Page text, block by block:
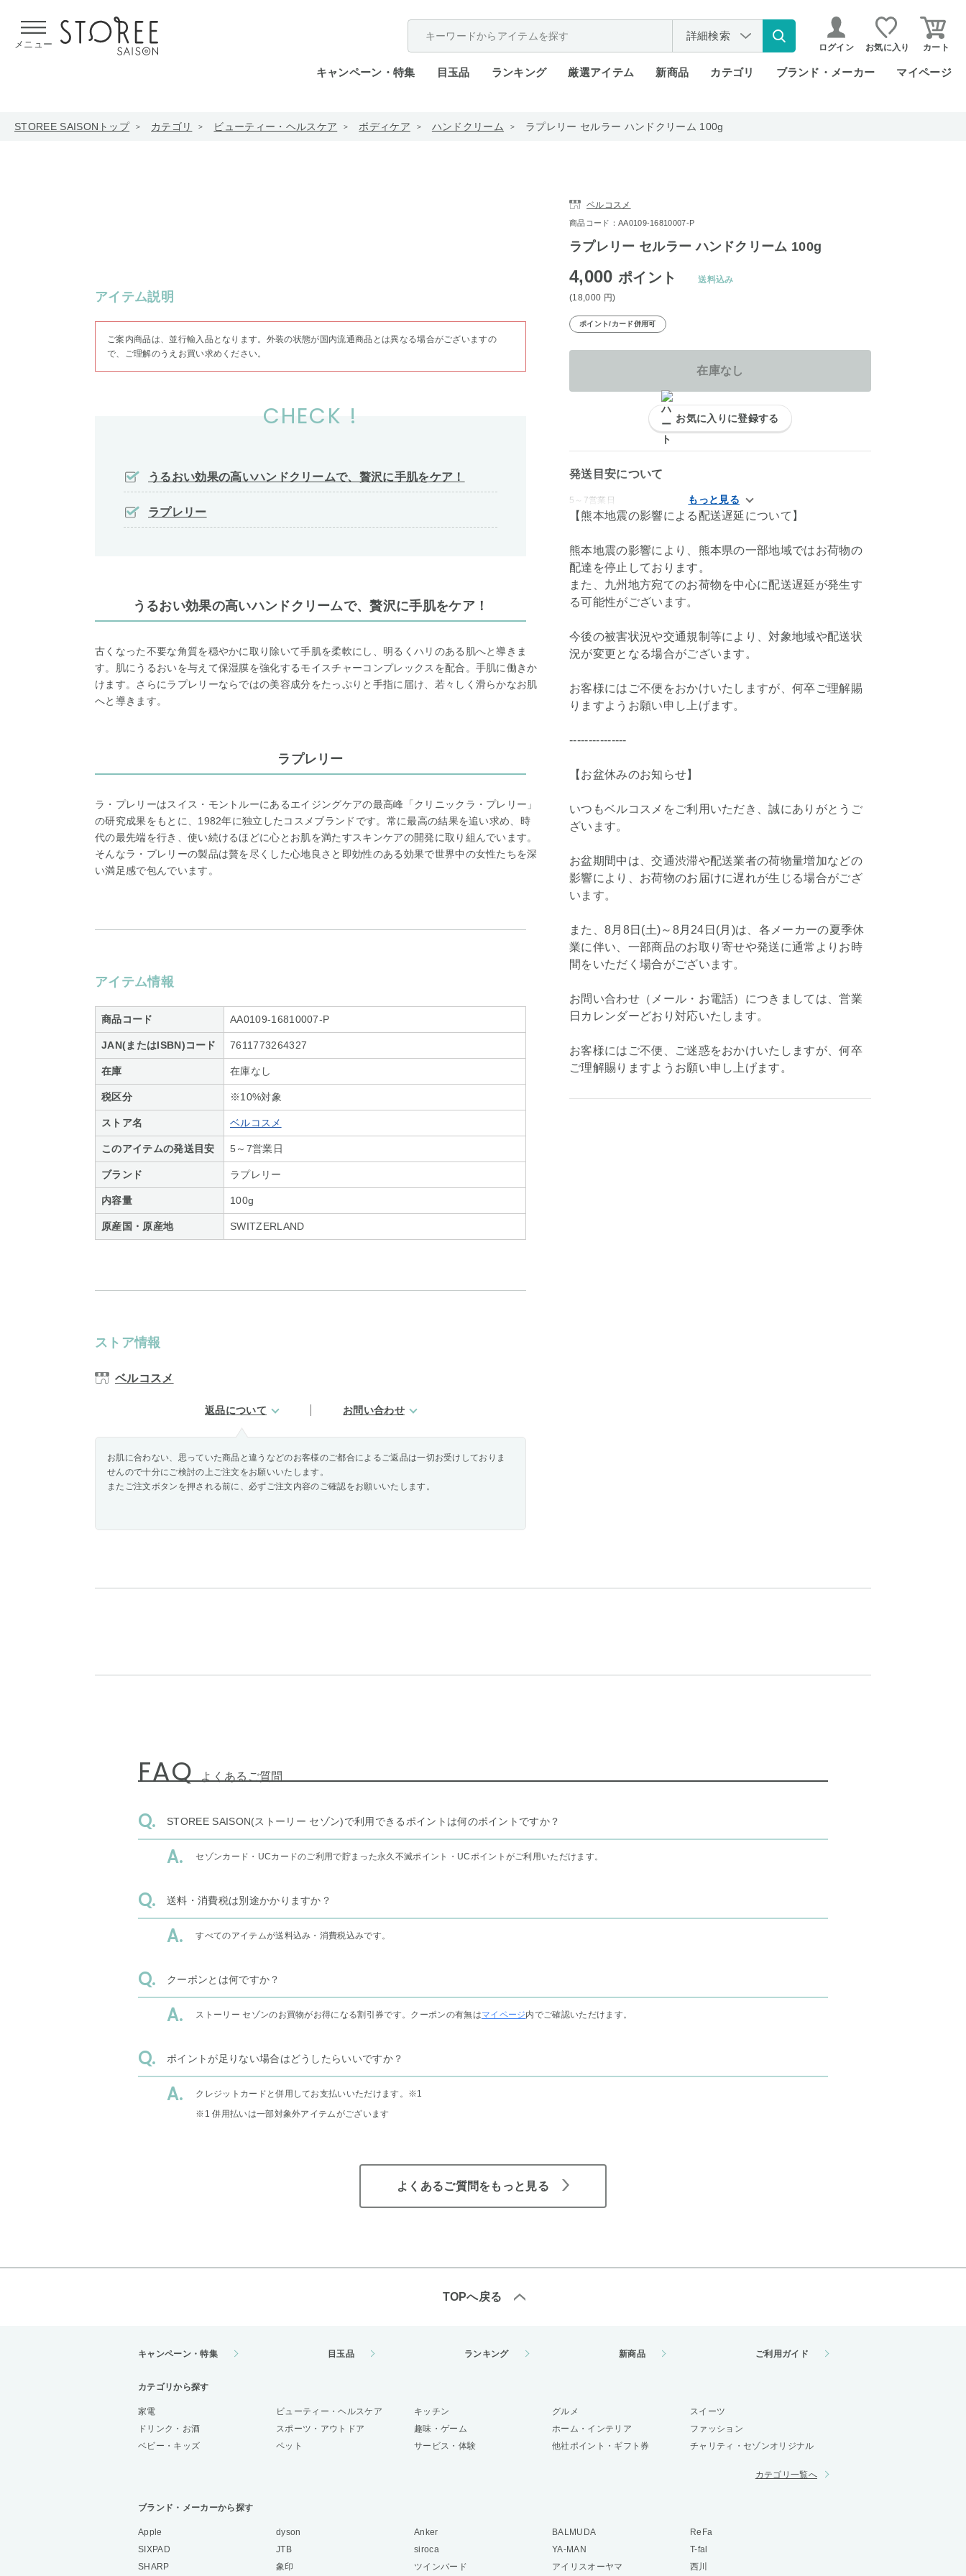
メニュー
詳細検索
ログイン お気に入り カート
キャンペーン・特集 目玉品 ランキング 厳選アイテム 新商品 カテゴリ ブランド・メーカー マイページ
STOREE SAISONトップ カテゴリ ビューティー・ヘルスケア ボディケア ハンドクリーム ラプレリー セルラー ハンドクリーム 100g
アイテム説明
ご案内商品は、並行輸入品となります。外装の状態が国内流通商品とは異なる場合がございますの
で、ご理解のうえお買い求めください。
CHECK !
うるおい効果の高いハンドクリームで、贅沢に手肌をケア！
ラプレリー
うるおい効果の高いハンドクリームで、贅沢に手肌をケア！
古くなった不要な角質を穏やかに取り除いて手肌を柔軟にし、明るくハリのある肌へと導きま
す。肌にうるおいを与えて保湿膜を強化するモイスチャーコンプレックスを配合。手肌に働きか
けます。さらにラプレリーならではの美容成分をたっぷりと手指に届け、若々しく滑らかなお肌
へと導きます。
ラプレリー
ラ・プレリーはスイス・モントルーにあるエイジングケアの最高峰「クリニックラ・プレリー」
の研究成果をもとに、1982年に独立したコスメブランドです。常に最高の結果を追い求め、時
代の最先端を行き、使い続けるほどに心とお肌を満たすスキンケアの開発に取り組んでいます。
そんなラ・プレリーの製品は贅を尽くした心地良さと即効性のある効果で世界中の女性たちを深
い満足感で包んでいます。
アイテム情報
商品コード AA0109-16810007-P
JAN(またはISBN)コード 7611773264327
在庫 在庫なし
税区分 ※10%対象
ストア名 ベルコスメ
このアイテムの発送目安 5～7営業日
ブランド ラプレリー
内容量 100g
原産国・原産地 SWITZERLAND
ストア情報
ベルコスメ
返品について お問い合わせ
お肌に合わない、思っていた商品と違うなどのお客様のご都合によるご返品は一切お受けしておりま
せんので十分にご検討の上ご注文をお願いいたします。
またご注文ボタンを押される前に、必ずご注文内容のご確認をお願いいたします。
ベルコスメ
商品コード：AA0109-16810007-P
ラプレリー セルラー ハンドクリーム 100g
4,000 ポイント
(18,000 円)
送料込み
ポイント/カード併用可
在庫なし
お気に入りに登録する
発送目安について
5～7営業日
【熊本地震の影響による配送遅延について】
熊本地震の影響により、熊本県の一部地域ではお荷物の
配達を停止しております。
また、九州地方宛てのお荷物を中心に配送遅延が発生す
る可能性がございます。
今後の被害状況や交通規制等により、対象地域や配送状
況が変更となる場合がございます。
お客様にはご不便をおかけいたしますが、何卒ご理解賜
りますようお願い申し上げます。
---------------
【お盆休みのお知らせ】
いつもベルコスメをご利用いただき、誠にありがとうご
ざいます。
お盆期間中は、交通渋滞や配送業者の荷物量増加などの
影響により、お荷物のお届けに遅れが生じる場合がござ
います。
また、8月8日(土)～8月24日(月)は、各メーカーの夏季休
業に伴い、一部商品のお取り寄せや発送に通常よりお時
間をいただく場合がございます。
お問い合わせ（メール・お電話）につきましては、営業
日カレンダーどおり対応いたします。
お客様にはご不便、ご迷惑をおかけいたしますが、何卒
ご理解賜りますようお願い申し上げます。
FAQ よくあるご質問
STOREE SAISON(ストーリー セゾン)で利用できるポイントは何のポイントですか？
セゾンカード・UCカードのご利用で貯まった永久不滅ポイント・UCポイントがご利用いただけます。
送料・消費税は別途かかりますか？
すべてのアイテムが送料込み・消費税込みです。
クーポンとは何ですか？
ストーリー セゾンのお買物がお得になる割引券です。クーポンの有無はマイページ内でご確認いただけます。
ポイントが足りない場合はどうしたらいいですか？
クレジットカードと併用してお支払いいただけます。 ※1
※1 併用払いは一部対象外アイテムがございます
よくあるご質問をもっと見る
TOPへ戻る
キャンペーン・特集 目玉品 ランキング 新商品 ご利用ガイド
カテゴリから探す
家電 ビューティー・ヘルスケア キッチン グルメ
スイーツ
ドリンク・お酒
スポーツ・アウトドア 趣味・ゲーム ホーム・インテリア
ファッション
ベビー・キッズ
ペット サービス・体験 他社ポイント・ギフト券 チャリティ・セゾンオリジナル
カテゴリ一覧へ
ブランド・メーカーから探す
Apple dyson Anker BALMUDA
ReFa
SIXPAD
JTB siroca YA-MAN
T-fal
SHARP
象印 ツインバード アイリスオーヤマ 西川